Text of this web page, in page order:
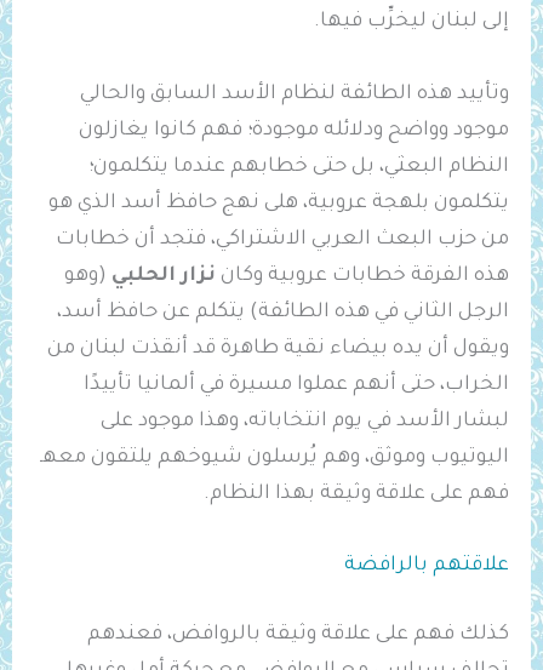
إلى لبنان ليخرِّب فيها.
وتأييد هذه الطائفة لنظام الأسد السابق والحالي
موجود وواضح ودلائله موجودة؛ فهم كانوا يغازلون
النظام البعثي، بل حتى خطابهم عندما يتكلمون؛
يتكلمون بلهجة عروبية، هلى نهج حافظ أسد الذي هو
من حزب البعث العربي الاشتراكي، فتجد أن خطابات
هذه الفرقة خطابات عروبية وكان نزار الحلبي (وهو
الرجل الثاني في هذه الطائفة) يتكلم عن حافظ أسد،
ويقول أن يده بيضاء نقية طاهرة قد أنقذت لبنان من
الخراب، حتى أنهم عملوا مسيرة في ألمانيا تأييدًا
لبشار الأسد في يوم انتخاباته، وهذا موجود على
اليوتيوب وموثق، وهم يُرسلون شيوخهم يلتقون معهـ
فهم على علاقة وثيقة بهذا النظام.
علاقتهم بالرافضة
كذلك فهم على علاقة وثيقة بالروافض، فعندهم